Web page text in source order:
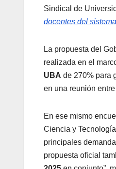
Sindical de
docentes del
La propuesta del
realizada en el
UBA de 270% para
en una reunión
En ese mismo
Ciencia y
principales
propuesta oficial